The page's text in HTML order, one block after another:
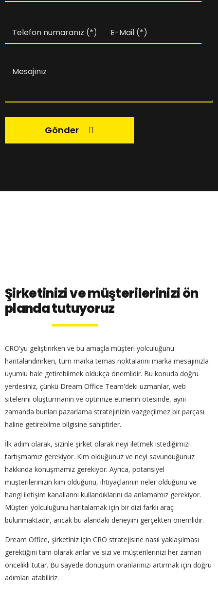
Gönder
Şirketinizi ve müşterilerinizi ön
planda tutuyoruz
CRO'yu geliştirirken ve bu amaçla müşteri yolculuğunu
haritalandırırken, tüm marka temas noktalarını marka mesajınızla
uyumlu hale getirebilmek oldukça önemlidir. Bu konuda doğru
yerdesiniz, çünkü Dream Office Team'deki uzmanlar, web
sitelerini oluşturmanın ve optimize etmenin ötesinde, aynı
zamanda bunları pazarlama stratejinizin vazgeçilmez bir parçası
haline getirebilme bilgisine sahiptirler.
İlk adım olarak, sizinle şirket olarak neyi iletmek istediğimizi
tartışmamız gerekiyor. Kim olduğunuz ve neyi savunduğunuz
hakkında konuşmamız gerekiyor. Ayrıca, potansiyel
müşterilerinizin kim olduğunu, ihtiyaçlarının neler olduğunu ve
hangi iletişim kanallarını kullandıklarını da anlamamız gerekiyor.
Müşteri yolculuğunu haritalamak için bir dizi farklı araç
bulunmaktadır, ancak bu alandaki deneyim gerçekten önemlidir.
Dream Office, şirketiniz için CRO stratejisine nasıl yaklaşılması
gerektiğini tam olarak anlar ve sizi ve müşterilerinizi her zaman
öncelikli tutar. Bu sayede dönüşüm oranlarınızı artırmak için doğru
adımları atabiliriz.